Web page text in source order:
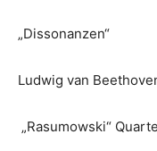
„Dissonanzen“
Ludwig van
„Rasumowski“